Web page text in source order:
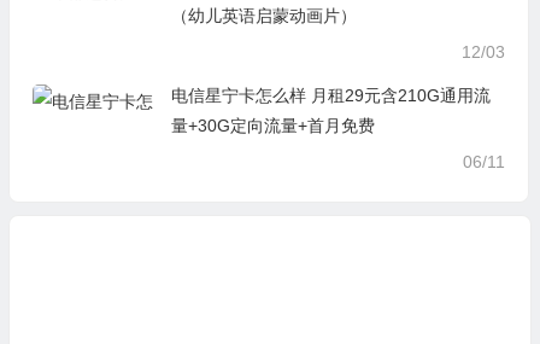
（幼儿英语启蒙动画片）
12/03
电信星宁卡怎么样 月租29元含210G通用流
量+30G定向流量+首月免费
06/11